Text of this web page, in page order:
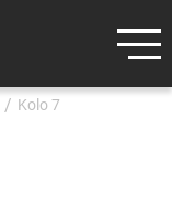
Kolo 7